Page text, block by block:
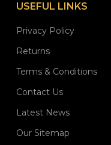
USEFUL LINKS
Privacy Policy
Returns
Terms & Conditions
Contact Us
Latest News
Our Sitemap